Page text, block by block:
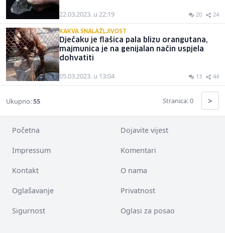
22.03.2023. u 22:19 20 24
KAKVA SNALAŽLJIVOST
Dječaku je flašica pala blizu orangutana,
majmunica je na genijalan način uspjela
dohvatiti
05.03.2023. u 13:04 13 44
Ukupno:55 Stranica: 0 >
Početna Dojavite vijest
Impressum Komentari
Kontakt O nama
Oglašavanje Privatnost
Sigurnost Oglasi za posao